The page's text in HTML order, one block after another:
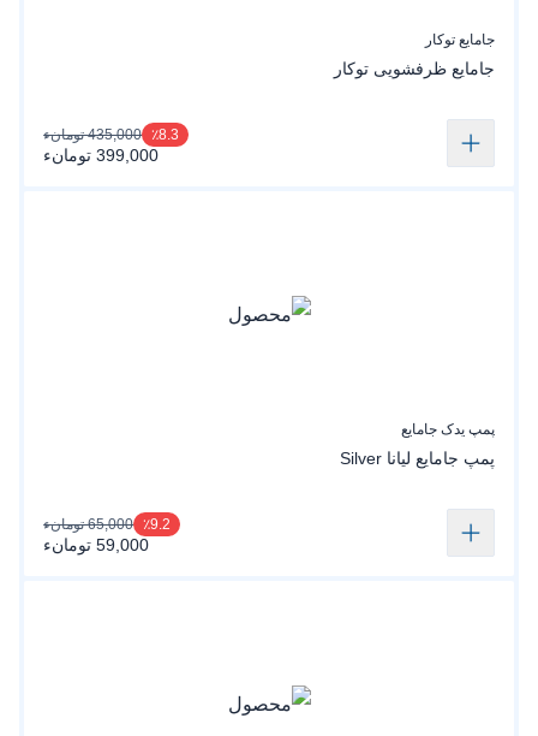
جامایع توکار
جامایع ظرفشویی توکار
٪8.3 435,000 تومانء
399,000 تومانء
پمپ یدک جامایع
پمپ جامایع لیانا Silver
٪9.2 65,000 تومانء
59,000 تومانء